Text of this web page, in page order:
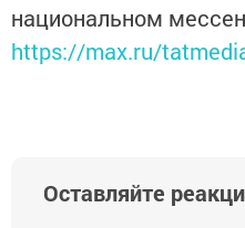
национальном
https://max.ru/
Оставляйте